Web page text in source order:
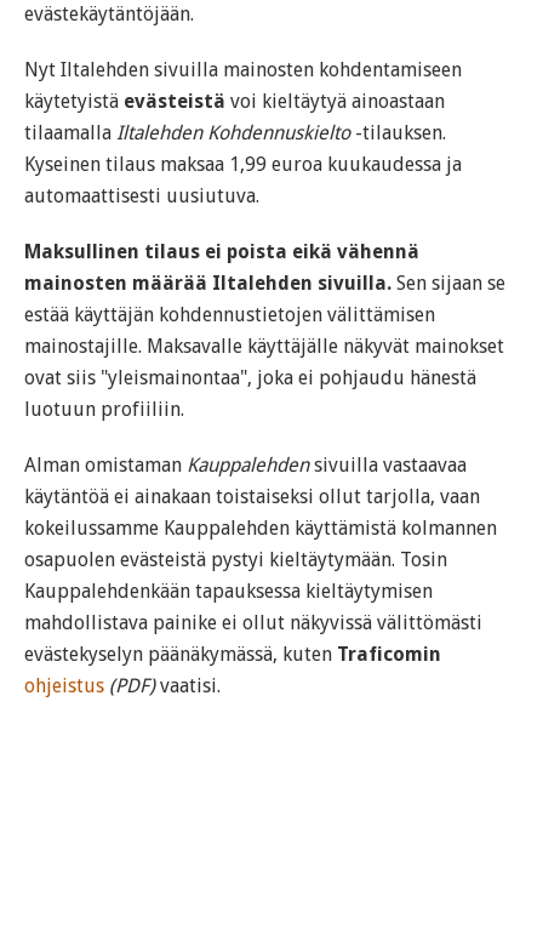
evästekäytäntöjään.
Nyt Iltalehden sivuilla mainosten kohdentamiseen
käytetyistä evästeistä voi kieltäytyä ainoastaan
tilaamalla Iltalehden Kohdennuskielto-tilauksen.
Kyseinen tilaus maksaa 1,99 euroa kuukaudessa ja
automaattisesti uusiutuva.
Maksullinen tilaus ei poista eikä vähennä
mainosten määrää Iltalehden sivuilla. Sen sijaan se
estää käyttäjän kohdennustietojen välittämisen
mainostajille. Maksavalle käyttäjälle näkyvät mainokset
ovat siis "yleismainontaa", joka ei pohjaudu hänestä
luotuun profiiliin.
Alman omistaman Kauppalehdensivuilla vastaavaa
käytäntöä ei ainakaan toistaiseksi ollut tarjolla, vaan
kokeilussamme Kauppalehden käyttämistä kolmannen
osapuolen evästeistä pystyi kieltäytymään. Tosin
Kauppalehdenkään tapauksessa kieltäytymisen
mahdollistava painike ei ollut näkyvissä välittömästi
evästekyselyn päänäkymässä, kuten Traficomin
ohjeistus (PDF)vaatisi.